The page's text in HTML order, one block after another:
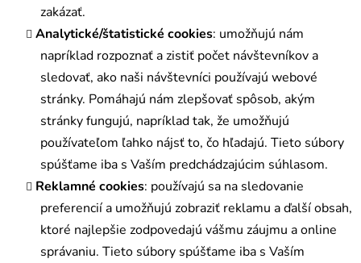
zakázať.
Analytické/štatistické cookies: umožňujú nám
napríklad rozpoznať a zistiť počet návštevníkov a
sledovať, ako naši návštevníci používajú webové
stránky. Pomáhajú nám zlepšovať spôsob, akým
stránky fungujú, napríklad tak, že umožňujú
používateľom ľahko nájsť to, čo hľadajú. Tieto súbory
spúšťame iba s Vaším predchádzajúcim súhlasom.
Reklamné cookies: používajú sa na sledovanie
preferencií a umožňujú zobraziť reklamu a ďalší obsah,
ktoré najlepšie zodpovedajú vášmu záujmu a online
správaniu. Tieto súbory spúšťame iba s Vaším